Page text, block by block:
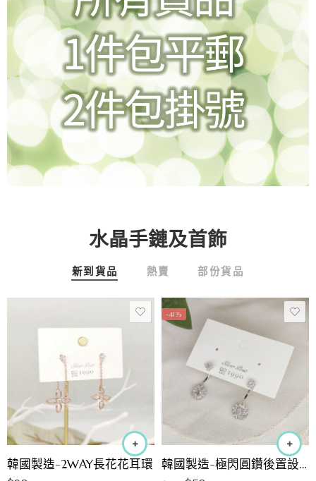
水晶手鏈及首飾
新到貨品 熱賣 部份貨品
韓國製造-2WAY長花花耳環
-41%
韓國製造-極閃圓鑽後置設計耳環